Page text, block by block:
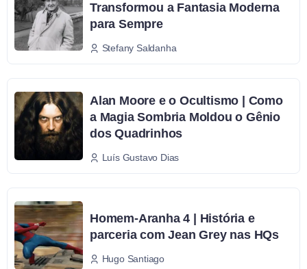
Transformou a Fantasia Moderna
para Sempre
Stefany Saldanha
Alan Moore e o Ocultismo | Como
a Magia Sombria Moldou o Gênio
dos Quadrinhos
Luís Gustavo Dias
Homem-Aranha 4 | História e
parceria com Jean Grey nas HQs
Hugo Santiago